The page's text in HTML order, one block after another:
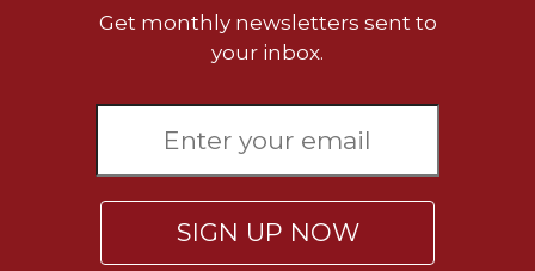
Get monthly newsletters sent to
your inbox.
SIGN UP NOW